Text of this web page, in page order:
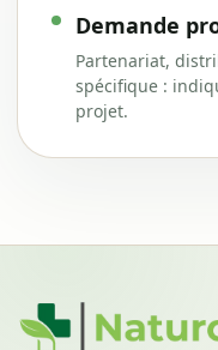
Demande
Partenariat,
spécifique :
projet.